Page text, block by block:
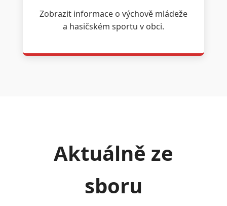
Zobrazit informace o výchově mládeže
a hasičském sportu v obci.
Aktuálně ze
sboru